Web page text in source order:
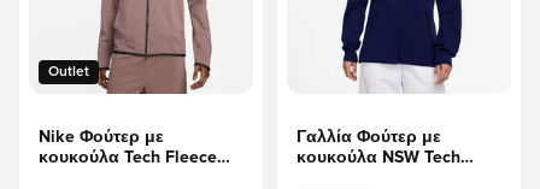
Outlet
Nike Φούτερ με
κουκούλα Tech Fleece
Γαλλία Φούτερ με
κουκούλα NSW Tech